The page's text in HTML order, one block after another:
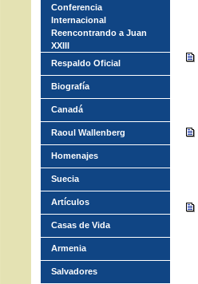
Conferencia
Internacional
Reencontrando a Juan
XXIII
Respaldo Oficial
Biografía
Canadá
Raoul Wallenberg
Homenajes
Suecia
Artículos
Casas de Vida
Armenia
Salvadores